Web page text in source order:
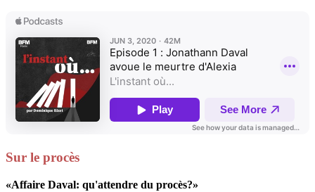
Sur le procès
«Affaire Daval: qu'attendre du procès?»